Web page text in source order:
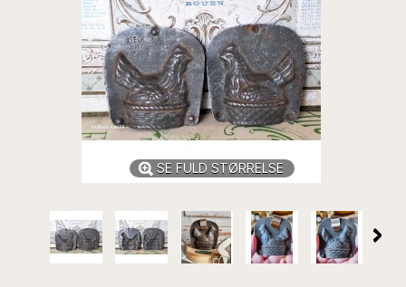
SE FULD STØRRELSE